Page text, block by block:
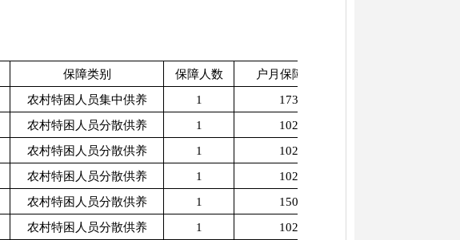
保障类别 保障人数
户月保障金额
农村特困人员集中供养 1
1730
农村特困人员分散供养 1
1025
农村特困人员分散供养 1
1025
农村特困人员分散供养 1
1025
农村特困人员分散供养 1
1505
农村特困人员分散供养 1
1025